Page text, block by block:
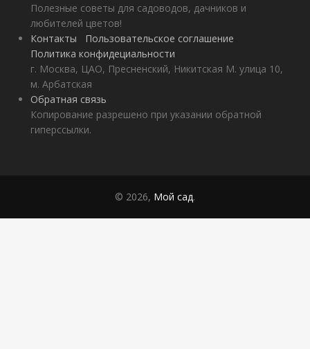
Полезные советы для садоводов, дачников и
любителей цветов!
Контакты
Пользовательское соглашение
Политика конфидециальности
г. Москва, ЦАО, Пресненский, Никитская М. улица 10,
м. Арбатская
Обратная связь
Копирование разрешено при указании обратной
гиперссылки.
© 2026, Мой сад.